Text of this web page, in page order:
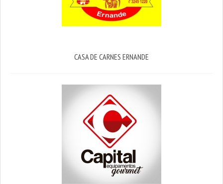
CASA DE CARNES ERNANDE